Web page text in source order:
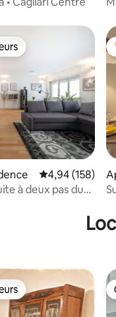
Évaluation
4,94 (158)
à deux pas du